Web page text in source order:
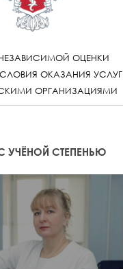
ОЦЕНКИ
ОКАЗАНИЯ УСЛУГ
ОРГАНИЗАЦИЯМИ
УЧЁНОЙ СТЕПЕНЬЮ